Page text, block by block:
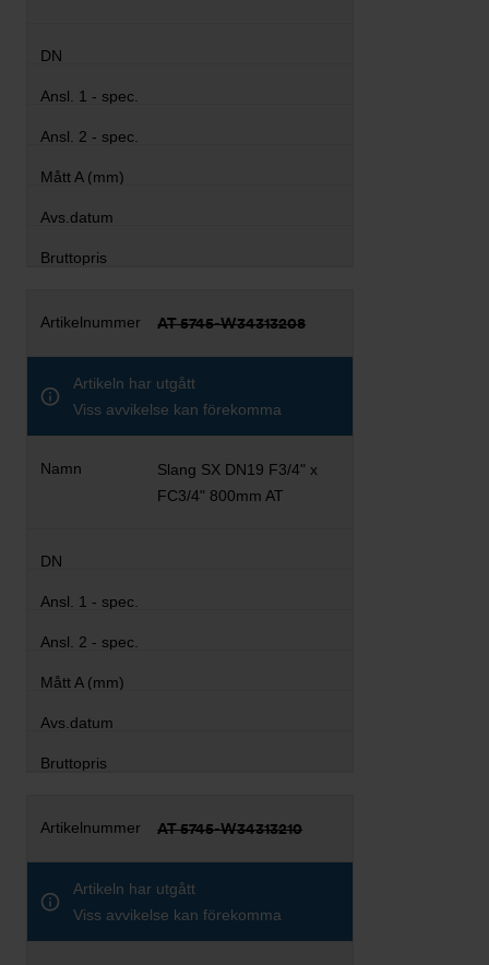
AT 5745-W34313208
Artikeln har utgått
Viss avvikelse kan förekomma
Slang SX DN19 F3/4" x
FC3/4" 800mm AT
AT 5745-W34313210
Artikeln har utgått
Viss avvikelse kan förekomma